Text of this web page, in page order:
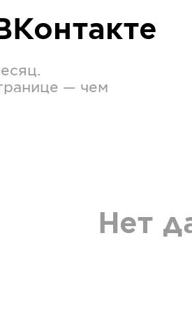
— чем
Нет